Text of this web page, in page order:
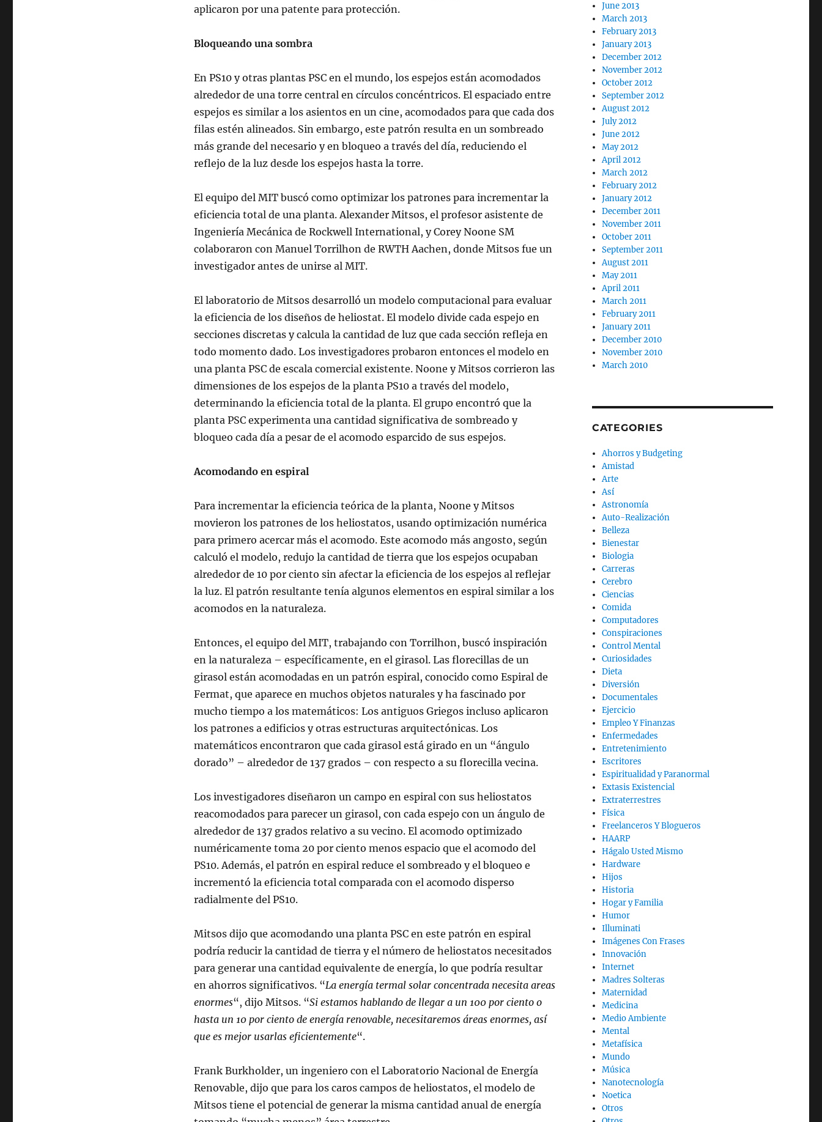
aplicaron por una patente para protección.
Bloqueando una sombra
En PS10 y otras plantas PSC en el mundo, los espejos están acomodados
alrededor de una torre central en círculos concéntricos. El espaciado entre
espejos es similar a los asientos en un cine, acomodados para que cada dos
filas estén alineados. Sin embargo, este patrón resulta en un sombreado
más grande del necesario y en bloqueo a través del día, reduciendo el
reflejo de la luz desde los espejos hasta la torre.
El equipo del MIT buscó como optimizar los patrones para incrementar la
eficiencia total de una planta. Alexander Mitsos, el profesor asistente de
Ingeniería Mecánica de Rockwell International, y Corey Noone SM
colaboraron con Manuel Torrilhon de RWTH Aachen, donde Mitsos fue un
investigador antes de unirse al MIT.
El laboratorio de Mitsos desarrolló un modelo computacional para evaluar
la eficiencia de los diseños de heliostat. El modelo divide cada espejo en
secciones discretas y calcula la cantidad de luz que cada sección refleja en
todo momento dado. Los investigadores probaron entonces el modelo en
una planta PSC de escala comercial existente. Noone y Mitsos corrieron las
dimensiones de los espejos de la planta PS10 a través del modelo,
determinando la eficiencia total de la planta. El grupo encontró que la
planta PSC experimenta una cantidad significativa de sombreado y
bloqueo cada día a pesar de el acomodo esparcido de sus espejos.
Acomodando en espiral
Para incrementar la eficiencia teórica de la planta, Noone y Mitsos
movieron los patrones de los heliostatos, usando optimización numérica
para primero acercar más el acomodo. Este acomodo más angosto, según
calculó el modelo, redujo la cantidad de tierra que los espejos ocupaban
alrededor de 10 por ciento sin afectar la eficiencia de los espejos al reflejar
la luz. El patrón resultante tenía algunos elementos en espiral similar a los
acomodos en la naturaleza.
Entonces, el equipo del MIT, trabajando con Torrilhon, buscó inspiración
en la naturaleza – específicamente, en el girasol. Las florecillas de un
girasol están acomodadas en un patrón espiral, conocido como Espiral de
Fermat, que aparece en muchos objetos naturales y ha fascinado por
mucho tiempo a los matemáticos: Los antiguos Griegos incluso aplicaron
los patrones a edificios y otras estructuras arquitectónicas. Los
matemáticos encontraron que cada girasol está girado en un “ángulo
dorado” – alrededor de 137 grados – con respecto a su florecilla vecina.
Los investigadores diseñaron un campo en espiral con sus heliostatos
reacomodados para parecer un girasol, con cada espejo con un ángulo de
alrededor de 137 grados relativo a su vecino. El acomodo optimizado
numéricamente toma 20 por ciento menos espacio que el acomodo del
PS10. Además, el patrón en espiral reduce el sombreado y el bloqueo e
incrementó la eficiencia total comparada con el acomodo disperso
radialmente del PS10.
Mitsos dijo que acomodando una planta PSC en este patrón en espiral
podría reducir la cantidad de tierra y el número de heliostatos necesitados
para generar una cantidad equivalente de energía, lo que podría resultar
en ahorros significativos. “La energía termal solar concentrada necesita areas
enormes“, dijo Mitsos. “Si estamos hablando de llegar a un 100 por ciento o
hasta un 10 por ciento de energía renovable, necesitaremos áreas enormes, así
que es mejor usarlas eficientemente“.
Frank Burkholder, un ingeniero con el Laboratorio Nacional de Energía
Renovable, dijo que para los caros campos de heliostatos, el modelo de
Mitsos tiene el potencial de generar la misma cantidad anual de energía
June 2013
March 2013
February 2013
January 2013
December 2012
November 2012
October 2012
September 2012
August 2012
July 2012
June 2012
May 2012
April 2012
March 2012
February 2012
January 2012
December 2011
November 2011
October 2011
September 2011
August 2011
May 2011
April 2011
March 2011
February 2011
January 2011
December 2010
November 2010
March 2010
CATEGORIES
Ahorros y Budgeting
Amistad
Arte
Así
Astronomía
Auto-Realización
Belleza
Bienestar
Biologia
Carreras
Cerebro
Ciencias
Comida
Computadores
Conspiraciones
Control Mental
Curiosidades
Dieta
Diversión
Documentales
Ejercicio
Empleo Y Finanzas
Enfermedades
Entretenimiento
Escritores
Espiritualidad y Paranormal
Extasis Existencial
Extraterrestres
Física
Freelanceros Y Blogueros
HAARP
Hágalo Usted Mismo
Hardware
Hijos
Historia
Hogar y Familia
Humor
Illuminati
Imágenes Con Frases
Innovación
Internet
Madres Solteras
Maternidad
Medicina
Medio Ambiente
Mental
Metafísica
Mundo
Música
Nanotecnología
Noetica
Otros